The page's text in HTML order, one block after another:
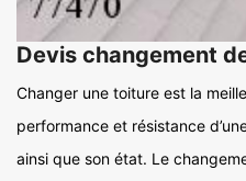
Devis changement
Changer une toiture est la
performance et résistance
ainsi que son état. Le